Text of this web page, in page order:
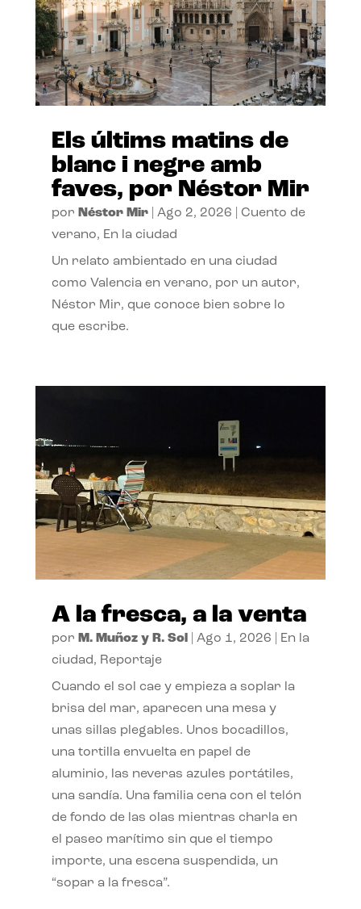
Els últims matins de
blanc i negre amb
faves, por Néstor Mir
por Néstor Mir| Ago 2, 2026
Cuento de
verano, En la ciudad
Un relato ambientado en una ciudad
como Valencia en verano, por un autor,
Néstor Mir, que conoce bien sobre lo
que escribe.
A la fresca, a la venta
por M. Muñoz y R. Sol| Ago 1, 2026
En la
ciudad, Reportaje
Cuando el sol cae y empieza a soplar la
brisa del mar, aparecen una mesa y
unas sillas plegables. Unos bocadillos,
una tortilla envuelta en papel de
aluminio, las neveras azules portátiles,
una sandía. Una familia cena con el telón
de fondo de las olas mientras charla en
el paseo marítimo sin que el tiempo
importe, una escena suspendida, un
“sopar a la fresca”.